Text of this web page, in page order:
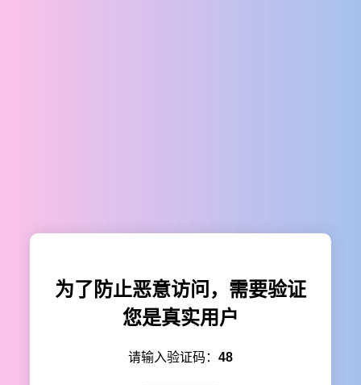
为了防止恶意访问，需要验证
您是真实用户
请输入验证码： 48